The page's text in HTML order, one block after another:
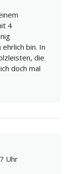
4
bin. In
die
doch mal
Uhr